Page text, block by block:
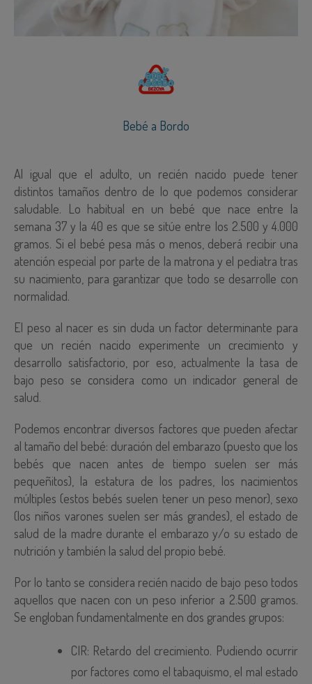
Bebé a Bordo
Al igual que el adulto, un recién nacido puede tener
distintos tamaños dentro de lo que podemos considerar
saludable. Lo habitual en un bebé que nace entre la
semana 37 y la 40 es que se sitúe entre los 2.500 y 4.000
gramos. Si el bebé pesa más o menos, deberá recibir una
atención especial por parte de la matrona y el pediatra tras
su nacimiento, para garantizar que todo se desarrolle con
normalidad.
El peso al nacer es sin duda un factor determinante para
que un recién nacido experimente un crecimiento y
desarrollo satisfactorio, por eso, actualmente la tasa de
bajo peso se considera como un indicador general de
salud.
Podemos encontrar diversos factores que pueden afectar
al tamaño del bebé: duración del embarazo (puesto que los
bebés que nacen antes de tiempo suelen ser más
pequeñitos), la estatura de los padres, los nacimientos
múltiples (estos bebés suelen tener un peso menor), sexo
(los niños varones suelen ser más grandes), el estado de
salud de la madre durante el embarazo y/o su estado de
nutrición y también la salud del propio bebé.
Por lo tanto se considera recién nacido de bajo peso todos
aquellos que nacen con un peso inferior a 2.500 gramos.
Se engloban fundamentalmente en dos grandes grupos:
CIR: Retardo del crecimiento. Pudiendo ocurrir
por factores como el tabaquismo, el mal estado